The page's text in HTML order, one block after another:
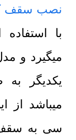
نصب سقف
با
میگیرد و
یکدیگر
میباشد
سی به